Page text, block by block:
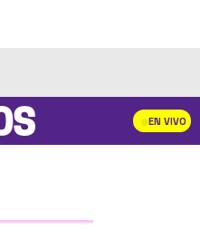
EN VIVO